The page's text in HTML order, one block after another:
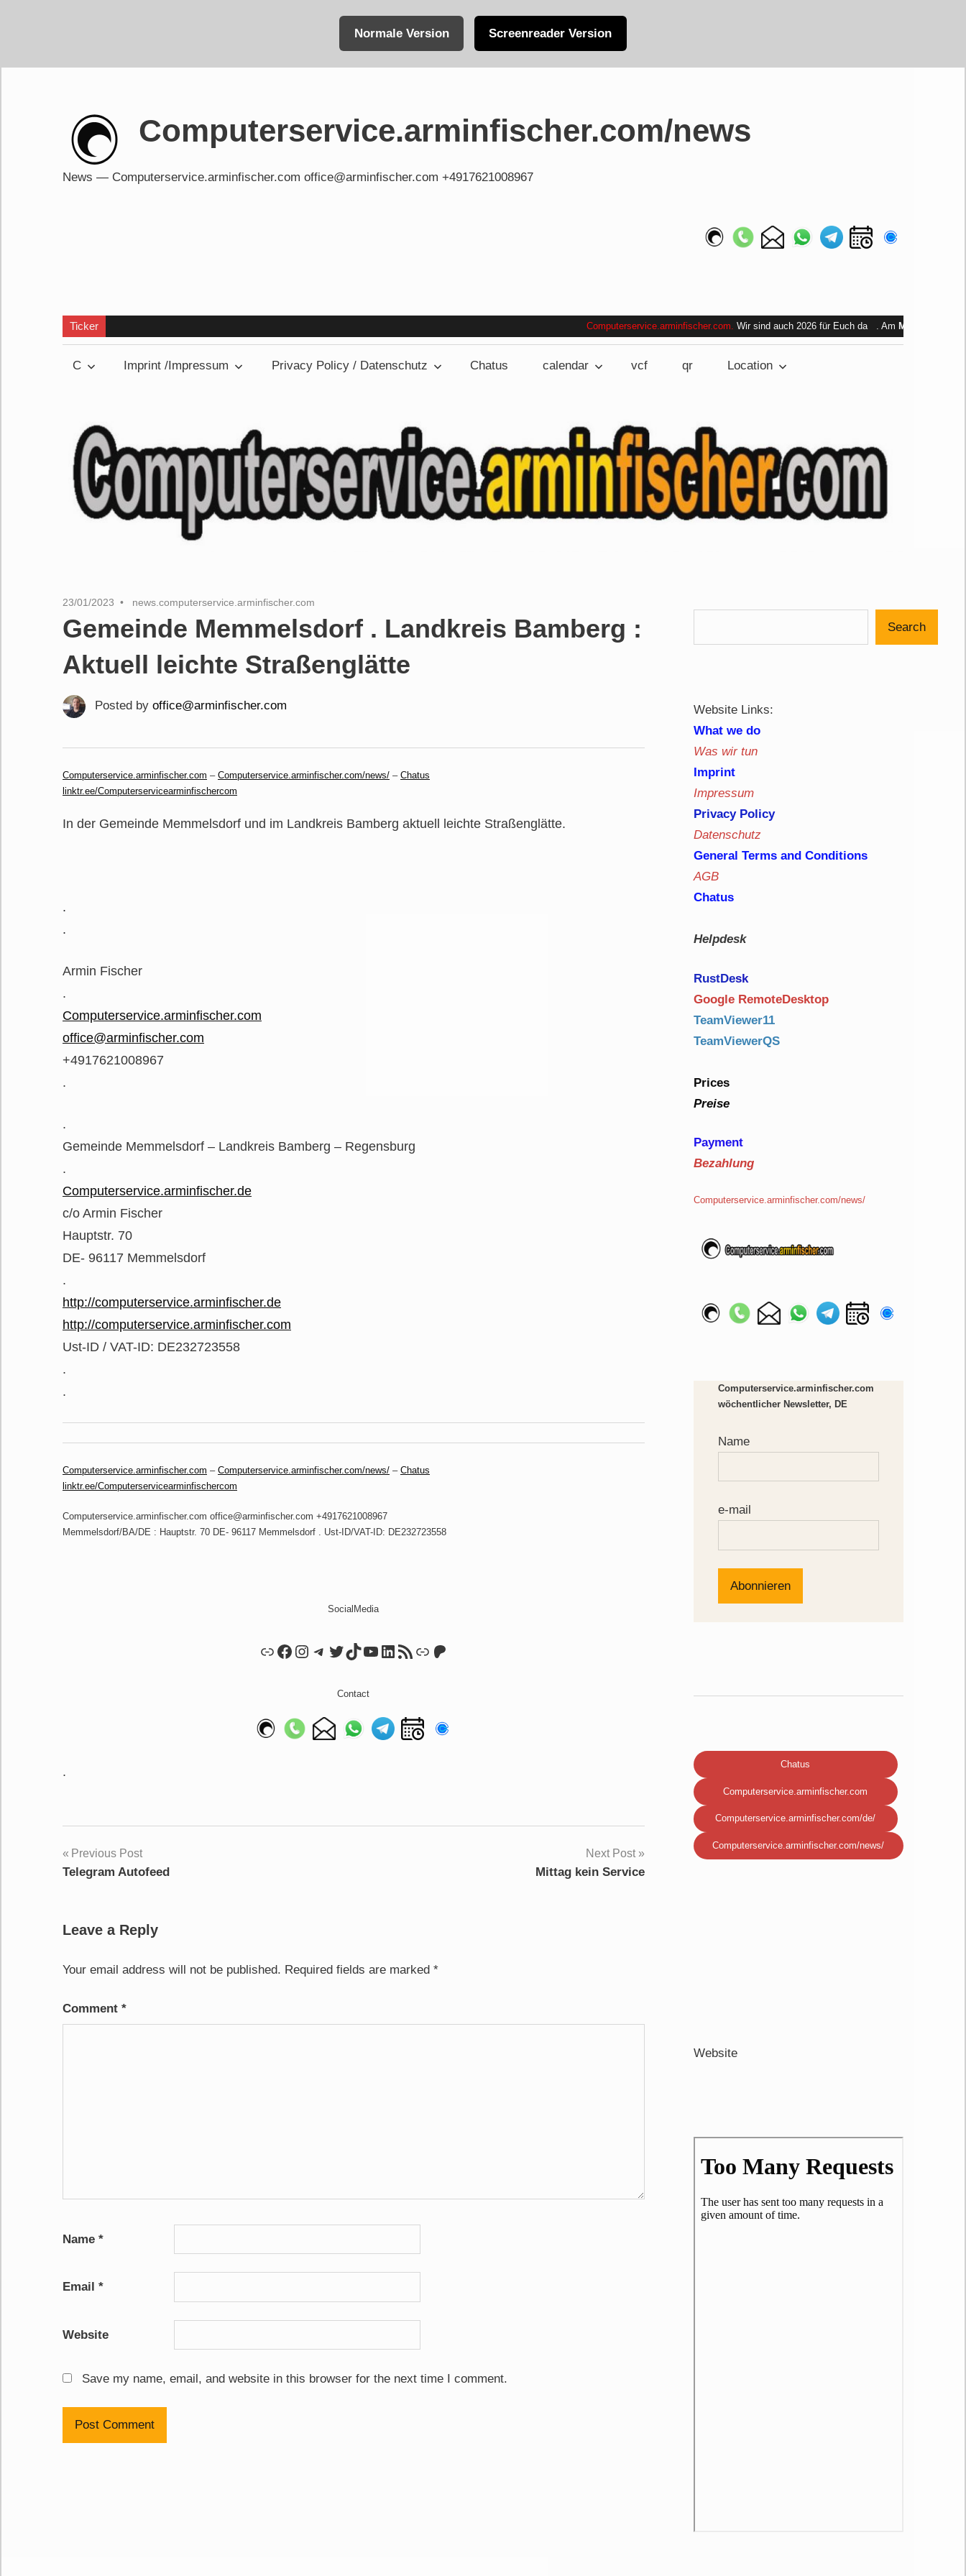
Normale Version Screenreader Version
content
Computerservice.arminfischer.com/news
News — Computerservice.arminfischer.com office@arminfischer.com +4917621008967
Ticker Computerservice.arminfischer.com.Wir sind auch 2026 für Euch da . Am Mo, 24.08.2026 bis Fr,
C Imprint /Impressum Privacy Policy / Datenschutz Chatus calendar vcf qr Location
23/01/2023 news.computerservice.arminfischer.com
Gemeinde Memmelsdorf . Landkreis Bamberg :
Aktuell leichte Straßenglätte
Posted by office@arminfischer.com
Computerservice.arminfischer.com – Computerservice.arminfischer.com/news/ – Chatus
linktr.ee/Computerservicearminfischercom
In der Gemeinde Memmelsdorf und im Landkreis Bamberg aktuell leichte Straßenglätte.
.
.
Armin Fischer
.
Computerservice.arminfischer.com
office@arminfischer.com
+4917621008967
.
.
Gemeinde Memmelsdorf – Landkreis Bamberg – Regensburg
.
Computerservice.arminfischer.de
c/o Armin Fischer
Hauptstr. 70
DE- 96117 Memmelsdorf
.
http://computerservice.arminfischer.de
http://computerservice.arminfischer.com
Ust-ID / VAT-ID: DE232723558
.
.
Computerservice.arminfischer.com – Computerservice.arminfischer.com/news/ – Chatus
linktr.ee/Computerservicearminfischercom
Computerservice.arminfischer.com office@arminfischer.com +4917621008967
Memmelsdorf/BA/DE : Hauptstr. 70 DE- 96117 Memmelsdorf . Ust-ID/VAT-ID: DE232723558
SocialMedia
LinkFacebook
Instagram
Telegram
Twitter
TikTok
YouTube
LinkedIn
RSS Feed
LinkPatreon
Contact
.
Post
navigation
Previous Post
Telegram Autofeed
Next Post
Mittag kein Service
Leave a Reply
Your email address will not be published. Required fields are marked *
Comment *
Name *
Email *
Website
Save my name, email, and website in this browser for the next time I comment.
Search
Website Links:
What we do
Was wir tun
Imprint
Impressum
Privacy Policy
Datenschutz
General Terms and Conditions
AGB
Chatus
Helpdesk
RustDesk
Google RemoteDesktop
TeamViewer11
TeamViewerQS
Prices
Preise
Payment
Bezahlung
Computerservice.arminfischer.com/news/
Computerservice.arminfischer.com
wöchentlicher Newsletter, DE
Name
e-mail
Chatus
Computerservice.arminfischer.com
Computerservice.arminfischer.com/de/
Computerservice.arminfischer.com/news/
Website